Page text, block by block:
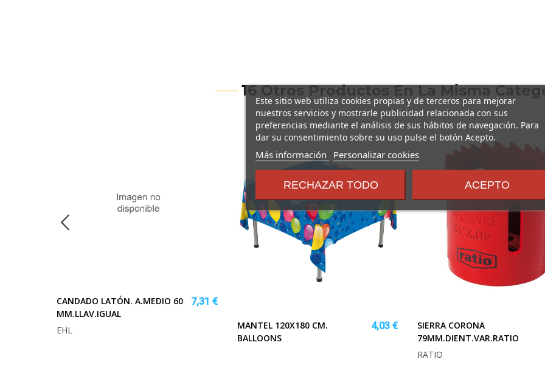
16 Otros Productos En La Misma
CANDADO LATÓN. A.MEDIO 60
MM.LLAV.IGUAL
7,31 €
EHL
MANTEL 120X180 CM.
BALLOONS
4,03 €
SIERRA CORONA
79MM.DIENT.VAR.RATIO
RATIO
Este sitio web utiliza cookies propias y de terceros para mejorar
nuestros servicios y mostrarle publicidad relacionada con sus
preferencias mediante el análisis de sus hábitos de navegación. Para
dar su consentimiento sobre su uso pulse el botón Acepto.
Más información
sobre
los
términos
y
condiciones
Personalizar cookies
RECHAZAR TODO ACEPTO